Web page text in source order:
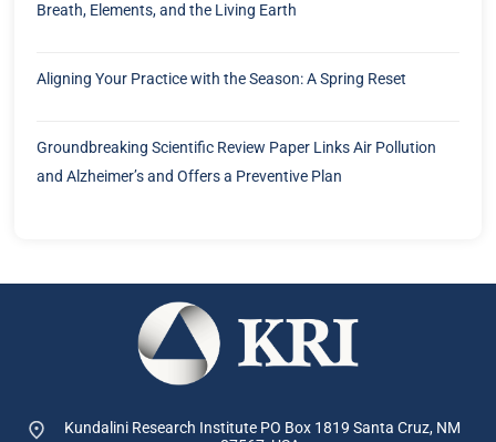
Breath, Elements, and the Living Earth
Aligning Your Practice with the Season: A Spring Reset
Groundbreaking Scientific Review Paper Links Air Pollution
and Alzheimer’s and Offers a Preventive Plan
Kundalini Research Institute PO Box 1819 Santa Cruz, NM